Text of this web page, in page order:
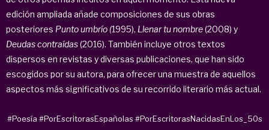
edición ampliada añade composiciones de sus obras
posteriores Punto umbrío (1995), Llenar tu nombre(2008) y
Deudas contraídas(2016). También incluye otros textos
dispersos en revistas y diversas publicaciones, que han sido
escogidos por su autora, para ofrecer una muestra de aquellos
aspectos más significativos de su recorrido literario más actual.
#Poesía #PorEscritorasEspañolas #PorEscritorasNacidasEnLos_50s